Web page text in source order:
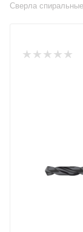
Сверла спиральные